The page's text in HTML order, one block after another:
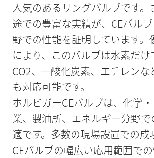
人気のあるリングバルブです。
途での豊富な実績が、CEバル
野での性能を証明しています。
により、このバルブは水素だけ
CO2、一酸化炭素、エチレンな
も対応可能です。
ホルビガーCEバルブは、化学
業、製油所、エネルギー分野で
適です。多数の現場設置での成
CEバルブの幅広い応用範囲で